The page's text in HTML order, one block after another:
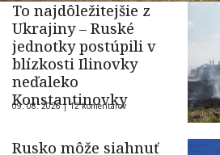
To najdôležitejšie z
Ukrajiny – Ruské
jednotky postúpili v
blízkosti Ilinovky
neďaleko
Konstantinovky
09. 08. 2026 |12 komentárov
Rusko môže siahnuť